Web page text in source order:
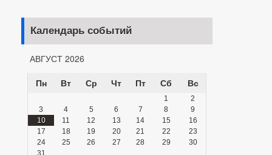
Календарь событий
АВГУСТ 2026
Пн
Вт Ср Чт Пт Сб Вс
1
2
3
4 5 6 7 8
9
10
11 12 13 14 15
16
17
18 19 20 21 22
23
24
25 26 27 28 29
30
31